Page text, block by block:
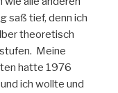
saß tief, denn ich
theoretisch
Meine
hatte 1976
ich wollte und